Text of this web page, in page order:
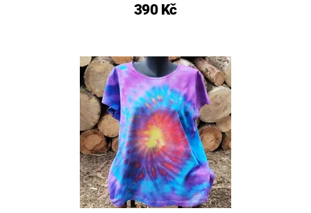
390 Kč